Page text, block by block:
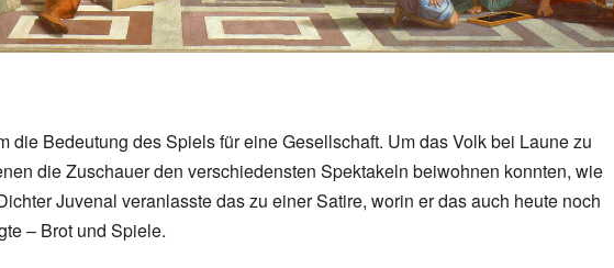
die Bedeutung des Spiels für eine Gesellschaft. Um das Volk bei Laune zu
die Zuschauer den verschiedensten Spektakeln beiwohnen konnten, wie
Juvenal veranlasste das zu einer Satire, worin er das auch heute noch
– Brot und Spiele.